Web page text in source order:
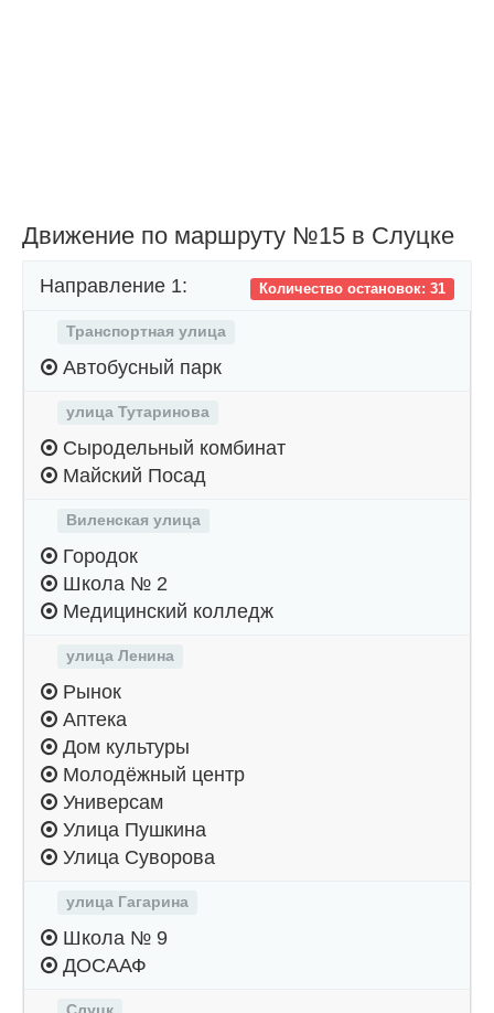
Движение по маршруту №15 в Слуцке
Количество остановок: 31
Направление 1:
Транспортная улица
Автобусный парк
улица Тутаринова
Сыродельный комбинат
Майский Посад
Виленская улица
Городок
Школа № 2
Медицинский колледж
улица Ленина
Рынок
Аптека
Дом культуры
Молодёжный центр
Универсам
Улица Пушкина
Улица Суворова
улица Гагарина
Школа № 9
ДОСААФ